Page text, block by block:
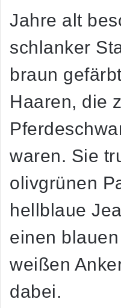
Jahre alt
schlanker
braun
Haaren, die
waren. Sie
olivgrünen
hellblaue
einen
weißen
dabei.